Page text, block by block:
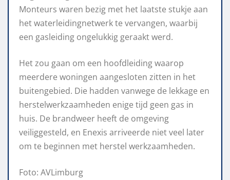
Monteurs waren bezig met het laatste stukje aan
het waterleidingnetwerk te vervangen, waarbij
een gasleiding ongelukkig geraakt werd.
Het zou gaan om een hoofdleiding waarop
meerdere woningen aangesloten zitten in het
buitengebied. Die hadden vanwege de lekkage en
herstelwerkzaamheden enige tijd geen gas in
huis. De brandweer heeft de omgeving
veiliggesteld, en Enexis arriveerde niet veel later
om te beginnen met herstel werkzaamheden.
Foto: AVLimburg